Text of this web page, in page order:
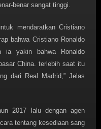
benar sangat tinggi.
mendaratkan Cristiano
bahwa Cristiano Ronaldo
ia yakin bahwa Ronaldo
China. terlebih saat itu
dari Real Madrid,” Jelas
2017 lalu dengan agen
tentang kesediaan sang